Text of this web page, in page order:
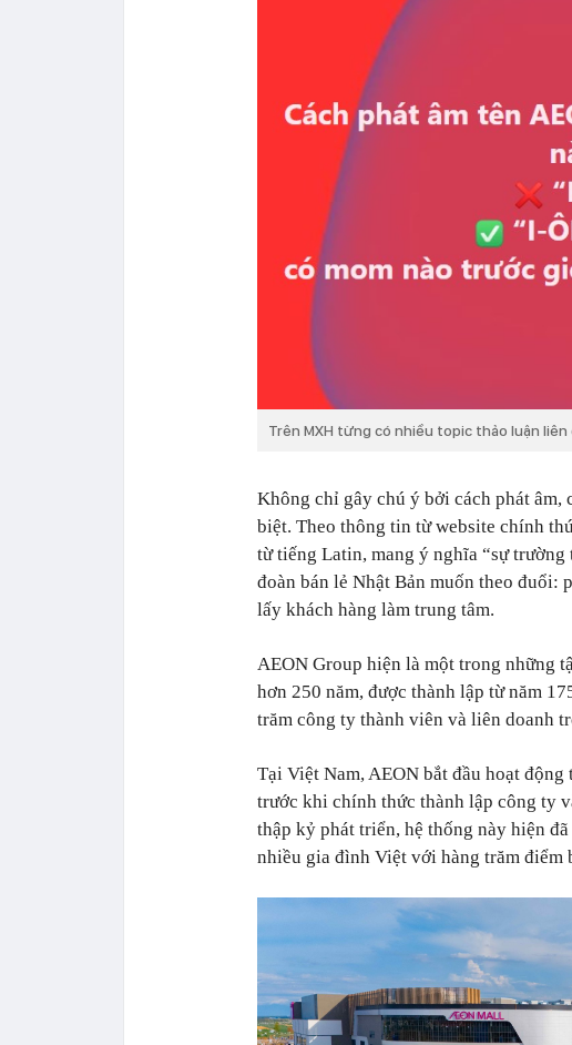
Trên MXH từng có nhiều topic thảo luận liên
Không chỉ gây chú ý bởi cách phát âm,
biệt. Theo thông tin từ website chính
từ tiếng Latin, mang ý nghĩa “sự
đoàn bán lẻ Nhật Bản muốn theo đuổi:
lấy khách hàng làm trung tâm.
AEON Group hiện là một trong những
hơn 250 năm, được thành lập từ năm
trăm công ty thành viên và liên doanh
Tại Việt Nam, AEON bắt đầu hoạt
trước khi chính thức thành lập công ty
thập kỷ phát triển, hệ thống này hiện
nhiều gia đình Việt với hàng trăm điểm